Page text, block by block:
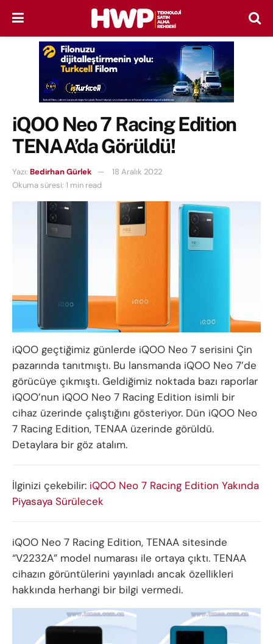
iQOO Neo 7 Racing Edition
TENAA’da Görüldü!
Yazı: Bedirhan Gürlek
18 Aralık 2022
Okuma süresi: 1 min read
iQOO geçtiğimiz günlerde iQOO Neo 7 serisini Çin
pazarında tanıtmıştı. Bu lansmanda iQOO Neo 7’de
görücüye çıkmıştı. Geldiğimiz noktada bazı raporlar
iQOO’nun iQOO Neo 7 Racing Edition isimli bir
cihaz üzerinde çalıştığını gösteriyor. Dün iQOO Neo
7 Racing Edition, TENAA üzerinde görüldü.
Detaylara bir göz atalım.
İlginizi çekebilir: iQOO Neo 7 Racing Edition Yakında
Piyasaya Sürülecek
iQOO Neo 7 Racing Edition, TENAA sitesinde
“V2232A” model numarası ile ortaya çıktı. TENAA
cihazın görüntülerini yayınladı ancak özellikleri
hakkında herhangi bir bilgi vermedi.